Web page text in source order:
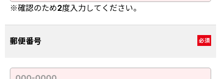
※確認のため2度入力してください。
郵便番号 必須